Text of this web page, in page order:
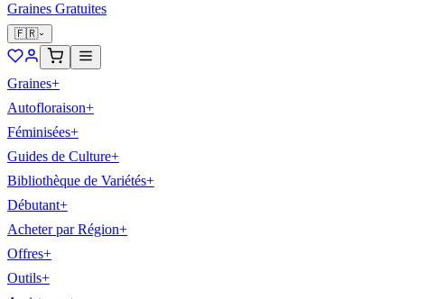
Graines Gratuites
🇫🇷
Graines+
Autofloraison+
Féminisées+
Guides de Culture+
Bibliothèque de Variétés+
Débutant+
Acheter par Région+
Offres+
Outils+